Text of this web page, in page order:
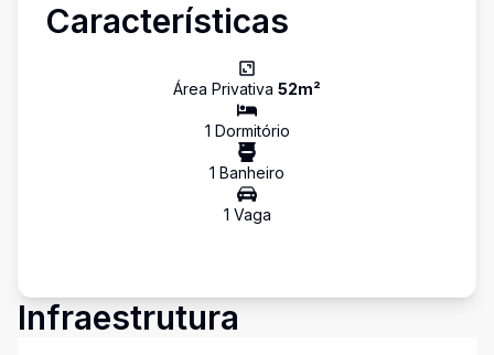
Características
Área Privativa 52m²
1 Dormitório
1 Banheiro
1 Vaga
Infraestrutura